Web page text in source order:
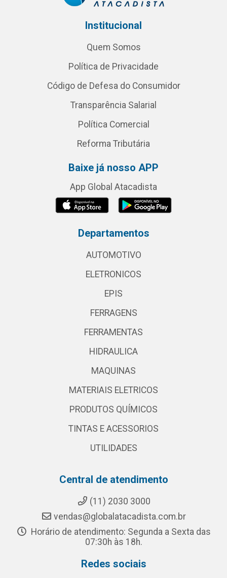
Institucional
Quem Somos
Política de Privacidade
Código de Defesa do Consumidor
Transparência Salarial
Política Comercial
Reforma Tributária
Baixe já nosso APP
App Global Atacadista
Departamentos
AUTOMOTIVO
ELETRONICOS
EPIS
FERRAGENS
FERRAMENTAS
HIDRAULICA
MAQUINAS
MATERIAIS ELETRICOS
PRODUTOS QUÍMICOS
TINTAS E ACESSORIOS
UTILIDADES
Central de atendimento
(11) 2030 3000
vendas@globalatacadista.com.br
Horário de atendimento: Segunda a Sexta das
07:30h às 18h.
Redes sociais